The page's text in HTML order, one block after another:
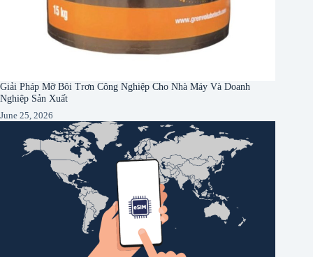
Giải Pháp Mỡ Bôi Trơn Công Nghiệp Cho Nhà Máy Và Doanh
Nghiệp Sản Xuất
June 25, 2026